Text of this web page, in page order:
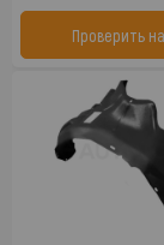
Проверить